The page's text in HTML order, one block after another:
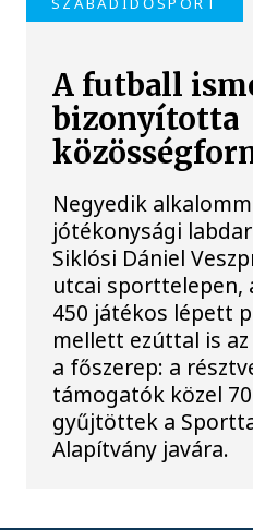
A futball
bizonyította
Negyedik
jótékonysági
Siklósi Dániel
utcai sporttelepen,
450 játékos lépett
mellett ezúttal is
a főszerep: a
támogatók közel
gyűjtöttek a
Alapítvány javára.